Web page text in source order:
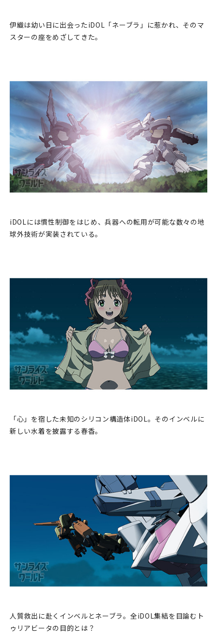
伊織は幼い日に出会ったiDOL「ネーブラ」に惹かれ、そのマ
スターの座をめざしてきた。
iDOLには慣性制御をはじめ、兵器への転用が可能な数々の地
球外技術が実装されている。
「心」を宿した未知のシリコン構造体iDOL。そのインベルに
新しい水着を披露する春香。
人質救出に赴くインベルとネーブラ。全iDOL集結を目論むト
ゥリアビータの目的とは？